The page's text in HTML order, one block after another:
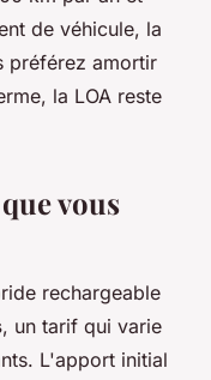
de véhicule, la
préférez amortir
la LOA reste
vous
rechargeable
, un tarif qui varie
L'apport initial